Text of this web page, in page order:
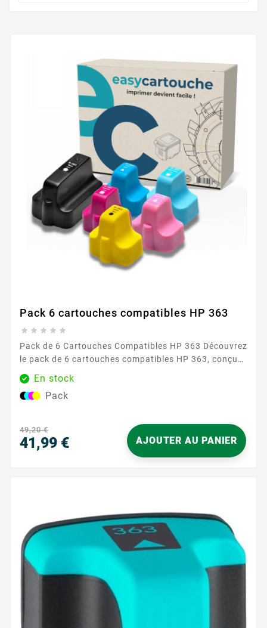
Pack 6 cartouches compatibles HP 363
    
Pack de 6 Cartouches Compatibles HP 363 Découvrez
le pack de 6 cartouches compatibles HP 363, conçu
pour répondre à tous vos besoins d'impression avec
une qualité exceptionnelle. Ce pack inclut les
couleurs suivantes : cyan, magenta, jaune, cyan clair,
utilisation quotidienne, il assure des impressions
nettes et éclatantes, idéales...
En stock
Pack
49,20 €
41,99 € AJOUTER AU PANIER